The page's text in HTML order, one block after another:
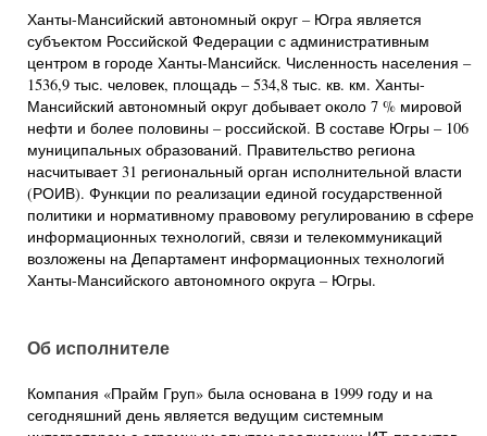
Ханты-Мансийский автономный округ – Югра является
субъектом Российской Федерации с административным
центром в городе Ханты-Мансийск. Численность населения –
1536,9 тыс. человек, площадь – 534,8 тыс. кв. км. Ханты-
Мансийский автономный округ добывает около 7 % мировой
нефти и более половины – российской. В составе Югры – 106
муниципальных образований. Правительство региона
насчитывает 31 региональный орган исполнительной власти
(РОИВ). Функции по реализации единой государственной
политики и нормативному правовому регулированию в сфере
информационных технологий, связи и телекоммуникаций
возложены на Департамент информационных технологий
Ханты-Мансийского автономного округа – Югры.
Об исполнителе
Компания «Прайм Груп» была основана в 1999 году и на
сегодняшний день является ведущим системным